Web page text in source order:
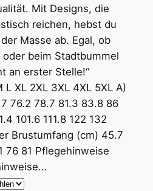
s
s
p
a
n
n
e
:
1
Mit Designs, die
reichen, hebst du
Masse ab. Egal, ob
beim Stadtbummel
an erster Stelle!“
XL 2XL 3XL 4XL 5XL A)
76.2 78.7 81.3 83.8 86
101.6 111.8 122 132
Brustumfang (cm) 45.7
76 81 Pflegehinweise